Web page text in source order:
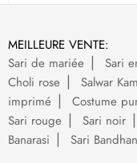
MEILLEURE VENTE:
Sari de mariée
Sari
Choli rose
Salwar
imprimé
Costume
Sari rouge
Sari noir
Banarasi
Sari